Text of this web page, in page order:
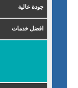
جودة عالية
افضل خدمات